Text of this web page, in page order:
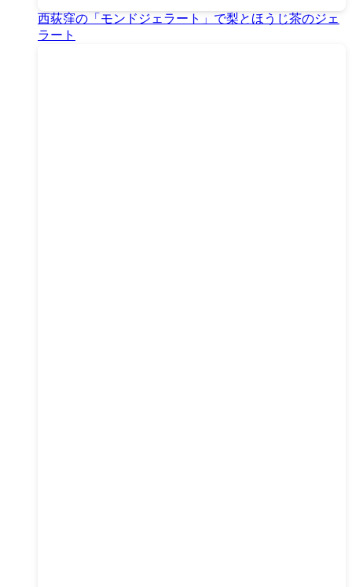
西荻窪の「モンドジェラート」で梨とほうじ茶のジェ
ラート